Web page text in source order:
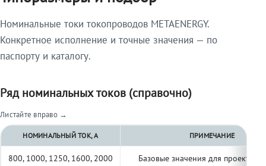
Номинальные токи токопроводов METAENERGY.
Конкретное исполнение и точные значения — по
паспорту и каталогу.
Ряд номинальных токов (справочно)
Листайте вправо →
НОМИНАЛЬНЫЙ ТОК, А ПРИМЕЧАНИЕ
800, 1000, 1250, 1600, 2000 Базовые значения для